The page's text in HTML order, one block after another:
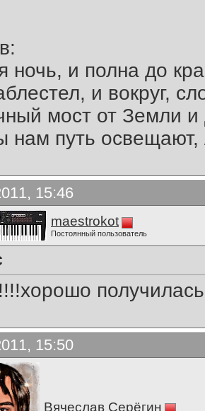
ночь, и полна до
и вокруг,
мост от Земли
нам путь
15:46
maestrokot
Постоянный пользователь
15:50
Вячеслав Серёгин